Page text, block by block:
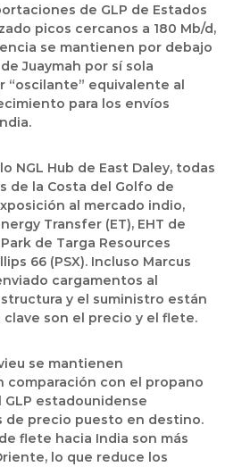
de GLP de Estados
picos cercanos a 180 Mb/d,
se mantienen por debajo
Juaymah por sí sola
“oscilante” equivalente al
para los envíos
NGL Hub de East Daley, todas
de la Costa del Golfo de
al mercado indio,
Transfer (ET), EHT de
de Targa Resources
66 (PSX). Incluso Marcus
cargamentos al
y el suministro están
clave son el precio y el flete.
se mantienen
comparación con el propano
estadounidense
de precio puesto en destino.
flete hacia India son más
lo que reduce los